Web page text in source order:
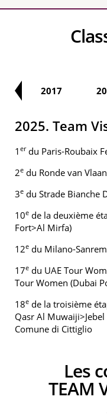
2017
2025. Team
1 erdu Paris-Roubaix
2e du Ronde van
3e du Strade Bianche
10e de la deuxième
Fort>Al Mirfa)
12e du Milano-
17e du UAE Tour
Tour Women (Dubai
18e de la troisième
Qasr Al
Comune di Cittiglio
Les concurrentes
TEAM